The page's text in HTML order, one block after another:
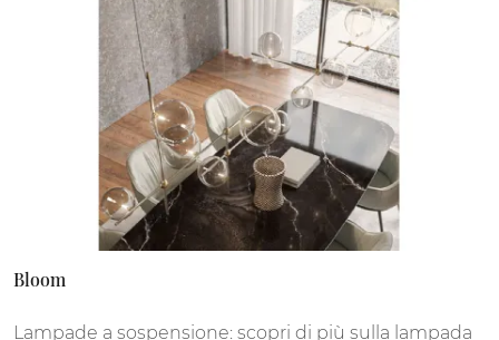
Bloom
Lampade a sospensione: scopri di più sulla lampada